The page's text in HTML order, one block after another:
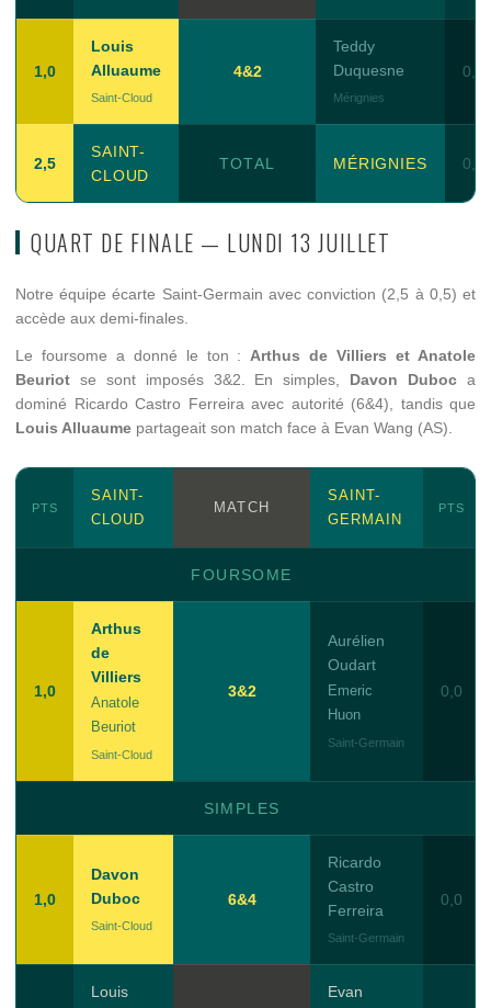
1,0
Louis
Alluaume
Saint-Cloud
4&2
Teddy
Duquesne
Mérignies
0,0
2,5
SAINT-
CLOUD
TOTAL MÉRIGNIES 0,5
QUART DE FINALE — LUNDI 13 JUILLET
Notre équipe écarte Saint-Germain avec conviction (2,5 à 0,5) et
accède aux demi-finales.
Le foursome a donné le ton : Arthus de Villiers et Anatole
Beuriot se sont imposés 3&2. En simples, Davon Duboc a
dominé Ricardo Castro Ferreira avec autorité (6&4), tandis que
Louis Alluaume partageait son match face à Evan Wang (AS).
PTS
SAINT-
CLOUD
MATCH
SAINT-
GERMAIN
PTS
FOURSOME
1,0
Arthus
de
Villiers
Anatole
Beuriot
Saint-Cloud
3&2
Aurélien
Oudart
Emeric
Huon
Saint-Germain
0,0
SIMPLES
1,0
Davon
Duboc
Saint-Cloud
6&4
Ricardo
Castro
Ferreira
Saint-Germain
0,0
Louis
Evan